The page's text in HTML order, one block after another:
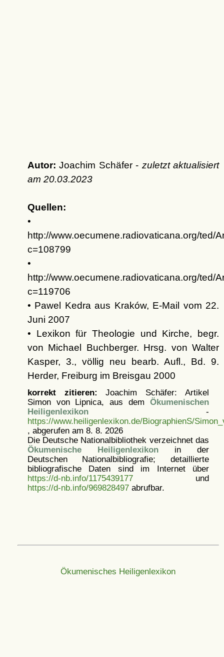
Autor: Joachim Schäfer - zuletzt aktualisiert
am 20.03.2023
Quellen:
•
http://www.oecumene.radiovaticana.org/ted/
c=108799
•
http://www.oecumene.radiovaticana.org/ted/
c=119706
• Pawel Kedra aus Kraków, E-Mail vom 22.
Juni 2007
• Lexikon für Theologie und Kirche, begr.
von Michael Buchberger. Hrsg. von Walter
Kasper, 3., völlig neu bearb. Aufl., Bd. 9.
Herder, Freiburg im Breisgau 2000
korrekt zitieren: Joachim Schäfer: Artikel
Simon von Lipnica, aus dem Ökumenischen
Heiligenlexikon-
https://www.heiligenlexikon.de/BiographienS/
, abgerufen am 8. 8. 2026
Die Deutsche Nationalbibliothek verzeichnet das
Ökumenische Heiligenlexikonin der
Deutschen Nationalbibliografie; detaillierte
bibliografische Daten sind im Internet über
https://d-nb.info/1175439177und
https://d-nb.info/969828497abrufbar.
Ökumenisches Heiligenlexikon